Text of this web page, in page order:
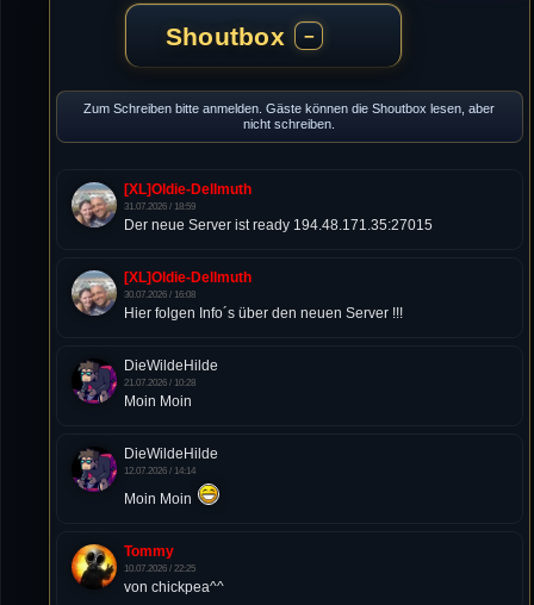
Shoutbox −
Zum Schreiben bitte anmelden. Gäste können die Shoutbox lesen, aber
nicht schreiben.
[XL]Oldie-Dellmuth
31.07.2026 / 18:59
Der neue Server ist ready 194.48.171.35:27015
[XL]Oldie-Dellmuth
30.07.2026 / 16:08
Hier folgen Info´s über den neuen Server !!!
DieWildeHilde
21.07.2026 / 10:28
Moin Moin
DieWildeHilde
12.07.2026 / 14:14
Moin Moin
Tommy
10.07.2026 / 22:25
von chickpea^^